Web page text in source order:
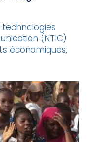
(NTIC)
économiques,